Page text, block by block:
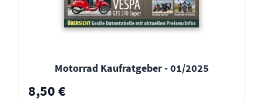
Motorrad Kaufratgeber - 01/2025
8,50 €